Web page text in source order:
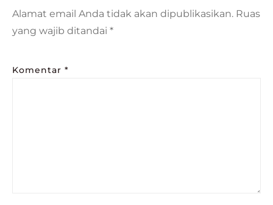
Alamat email Anda tidak akan dipublikasikan. Ruas
yang wajib ditandai *
Komentar *